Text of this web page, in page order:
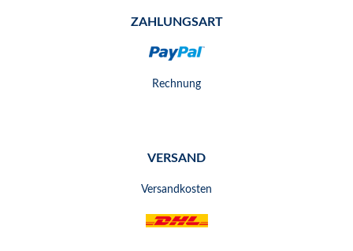
ZAHLUNGSART
Rechnung
VERSAND
Versandkosten